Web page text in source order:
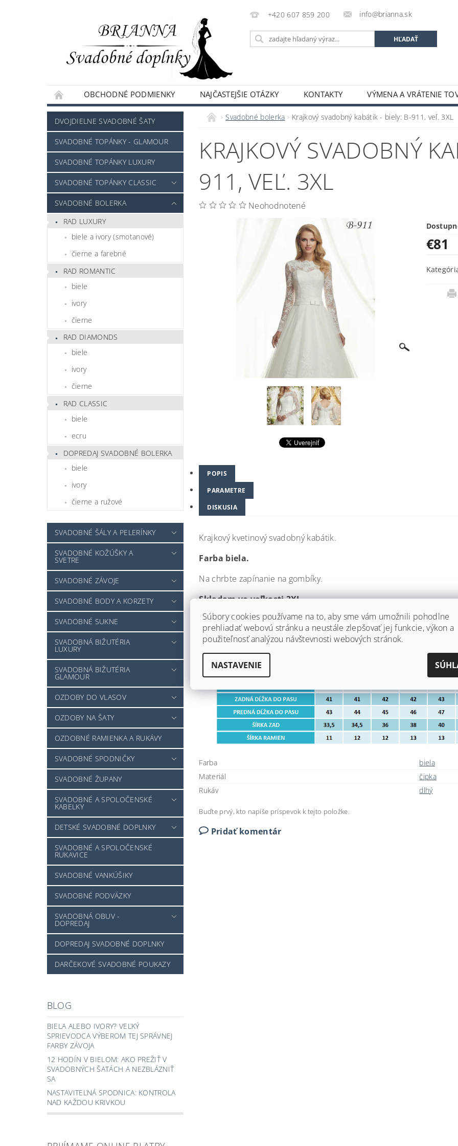
+420 607 859 200 info@brianna.sk
OBCHODNÉ PODMIENKY NAJČASTEJŠIE OTÁZKY KONTAKTY
VÝMENA A VRÁTENIE
NAPÍŠTE NÁM
DVOJDIELNE SVADOBNÉ ŠATY
SVADOBNÉ TOPÁNKY - GLAMOUR
SVADOBNÉ TOPÁNKY LUXURY
SVADOBNÉ TOPÁNKY CLASSIC
SVADOBNÉ BOLERKA
RAD LUXURY
biele a ivory (smotanové)
čierne a farebné
RAD ROMANTIC
biele
ivory
čierne
RAD DIAMONDS
biele
ivory
čierne
RAD CLASSIC
biele
ecru
DOPREDAJ SVADOBNÉ BOLERKA
biele
ivory
čierne a ružové
SVADOBNÉ ŠÁLY A PELERÍNKY
SVADOBNÉ KOŽÚŠKY A
SVETRE
SVADOBNÉ ZÁVOJE
SVADOBNÉ BODY A KORZETY
SVADOBNÉ SUKNE
SVADOBNÁ BIŽUTÉRIA
LUXURY
SVADOBNÁ BIŽUTÉRIA
GLAMOUR
OZDOBY DO VLASOV
OZDOBY NA ŠATY
OZDOBNÉ RAMIENKA A RUKÁVY
SVADOBNÉ SPODNIČKY
SVADOBNÉ ŽUPANY
SVADOBNÉ A SPOLOČENSKÉ
KABELKY
DETSKÉ SVADOBNÉ DOPLNKY
SVADOBNÉ A SPOLOČENSKÉ
RUKAVICE
SVADOBNÉ VANKÚŠIKY
SVADOBNÉ PODVÄZKY
SVADOBNÁ OBUV -
DOPREDAJ
DOPREDAJ SVADOBNÉ DOPLNKY
DARČEKOVÉ SVADOBNÉ POUKAZY
BLOG
BIELA ALEBO IVORY? VEĽKÝ
SPRIEVODCA VÝBEROM TEJ SPRÁVNEJ
FARBY ZÁVOJA
12 HODÍN V BIELOM: AKO PREŽIŤ V
SVADOBNÝCH ŠATÁCH A NEZBLÁZNIŤ
SA
NASTAVITEĽNÁ SPODNICA: KONTROLA
NAD KAŽDOU KRIVKOU
Svadobné bolerka Krajkový svadobný kabátik - biely: B-911, veľ. 3XL
KRAJKOVÝ SVADOBNÝ
911, VEĽ. 3XL
Neohodnotené
€81
POPIS
PARAMETRE
DISKUSIA
Krajkový kvetinový svadobný kabátik.
Farba biela.
Na chrbte zapínanie na gombíky.
Skladom vo veľkosti 3XL.
Farba
biela
Materiál
čipka
Rukáv
dlhý
Buďte prvý, kto napíše príspevok k tejto položke.
Pridať komentár
Súbory cookies používame na to, aby sme vám umožnili pohodlne
prehliadať webovú stránku a neustále zlepšovať jej funkcie, výkon a
použiteľnosť analýzou návštevnosti webových stránok.
NASTAVENIE